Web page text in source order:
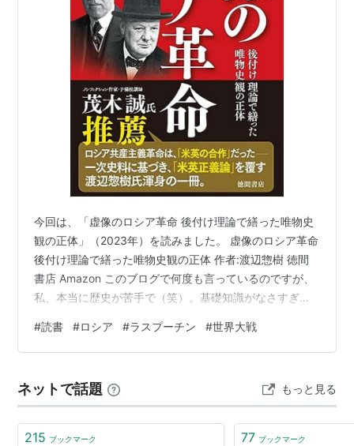
今回は、「虚像のロシア革命 後付け理論で繕った唯物史
観の正体」（2023年）を読みました。 虚像のロシア革命
後付け理論で繕った唯物史観の正体 作者:渡辺惣樹 徳間
書店 Amazon このブログで何度も言っているのですが、
私、本当に歴史が苦手で（笑）。基礎知識がなさすぎて
が、暗殺されたラスプーチンという人物が、もしかする
と20世紀の世界史を変えたかも知れない「平和主義者」
物だったのかまとめたいと思います。 グリゴリー・ラス
プーチン Wikipedia（日本語版）によると、 奇怪な逸話
に彩られた生涯…
#読書 #ロシア #ラスプーチン #世界大戦
ネットで話題 もっと見る
215 ブックマーク 77 ブックマーク